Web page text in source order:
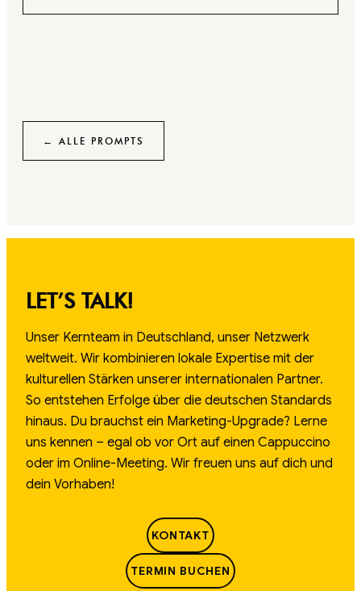
← ALLE PROMPTS
LET’S TALK!
Unser Kernteam in Deutschland, unser Netzwerk
weltweit. Wir kombinieren lokale Expertise mit der
kulturellen Stärken unserer internationalen Partner.
So entstehen Erfolge über die deutschen Standards
hinaus. Du brauchst ein Marketing-Upgrade? Lerne
uns kennen – egal ob vor Ort auf einen Cappuccino
oder im Online-Meeting. Wir freuen uns auf dich und
dein Vorhaben!
KONTAKT
TERMIN BUCHEN